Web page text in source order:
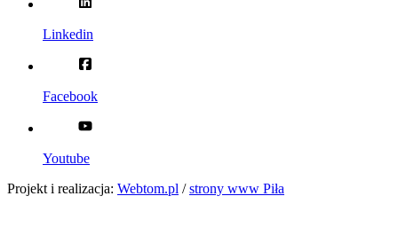
Linkedin
Facebook
Youtube
Projekt i realizacja: Webtom.pl / strony www Piła